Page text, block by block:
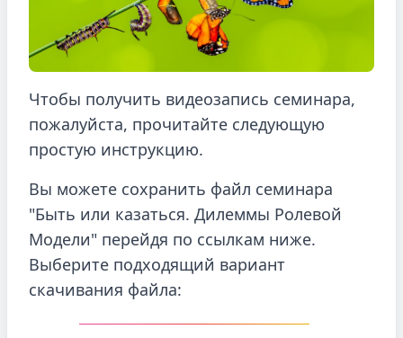
Чтобы получить видеозапись семинара,
пожалуйста, прочитайте следующую
простую инструкцию.
Вы можете сохранить файл семинара
"Быть или казаться. Дилеммы Ролевой
Модели" перейдя по ссылкам ниже.
Выберите подходящий вариант
скачивания файла: